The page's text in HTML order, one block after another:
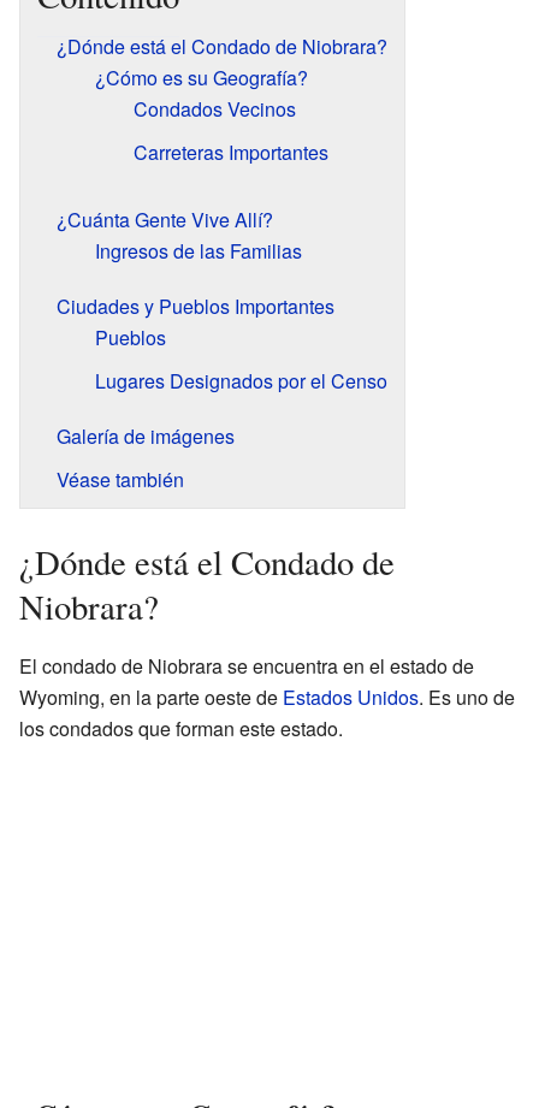
¿Dónde está el Condado de Niobrara?
¿Cómo es su Geografía?
Condados Vecinos
Carreteras Importantes
¿Cuánta Gente Vive Allí?
Ingresos de las Familias
Ciudades y Pueblos Importantes
Pueblos
Lugares Designados por el Censo
Galería de imágenes
Véase también
¿Dónde está el Condado de
Niobrara?
El condado de Niobrara se encuentra en el estado de
Wyoming, en la parte oeste de Estados Unidos. Es uno de
los condados que forman este estado.